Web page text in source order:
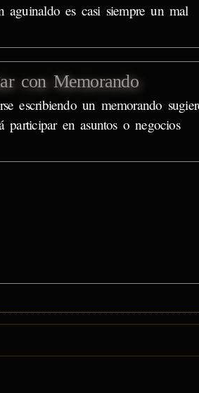
aguinaldo es casi siempre un mal
con Memorando
escribiendo un memorando
participar en asuntos o negocios